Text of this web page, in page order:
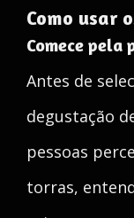
Como usar
Comece pela
Antes de
degustação
pessoas
torras,